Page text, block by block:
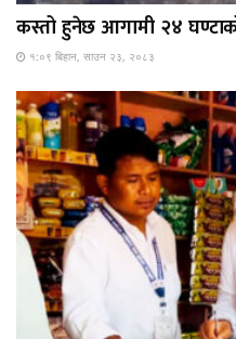
कस्तो हुनेछ आगामी २४
१:०९ बिहान, साउन २३, २०८३